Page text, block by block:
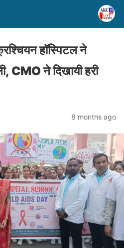
हॉस्पिटल ने
CMO ने दिखायी हरी
8 months ago